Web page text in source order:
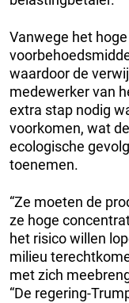
Vanwege het
waardoor de
medewerker van
extra stap nodig
voorkomen, wat
ecologische
toenemen.
“Ze moeten de
ze hoge
het risico willen
milieu
met zich
“De regering-